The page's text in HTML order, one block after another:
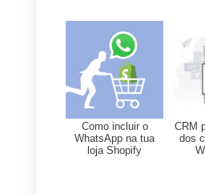
obrigação de
termos e
prazo para a
fixado para 15